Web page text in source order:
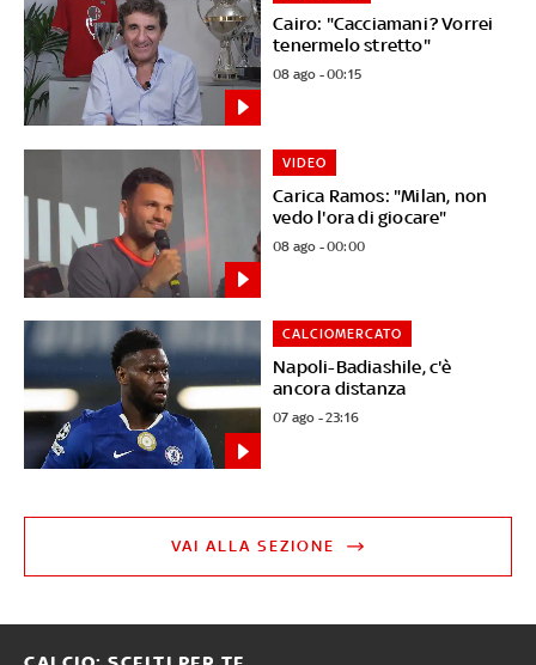
Cairo: "Cacciamani? Vorrei
tenermelo stretto"
08 ago - 00:15
Carica Ramos: "Milan, non
vedo l'ora di giocare"
VIDEO
08 ago - 00:00
Napoli-Badiashile, c'è
ancora distanza
CALCIOMERCATO
07 ago - 23:16
VAI ALLA SEZIONE